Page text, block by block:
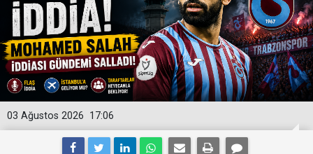
17:06
03 Ağustos 2026